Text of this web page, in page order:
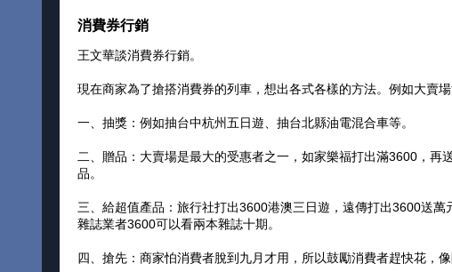
消費券行銷
王文華談消費券行銷。
現在商家為了搶搭消費券的列車，想出各式各樣的方法。例如大賣
一、抽獎：例如抽台中杭州五日遊、抽台北縣油電混合車等。
二、贈品：大賣場是最大的受惠者之一，如家樂福打出滿3600，
品。
三、給超值產品：旅行社打出3600港澳三日遊，遠傳打出3600送
雜誌業者3600可以看兩本雜誌十期。
四、搶先：商家怕消費者脫到九月才用，所以鼓勵消費者趕快花，